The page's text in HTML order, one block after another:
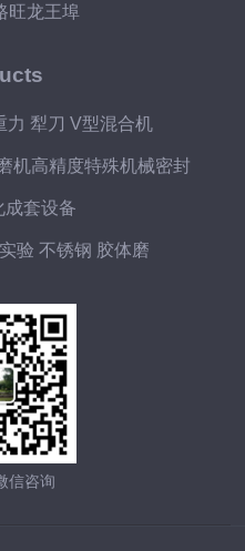
旺龙王埠
力 犁刀 V型混合机
机高精度特殊机械密封
成套设备
验 不锈钢 胶体磨
信咨询